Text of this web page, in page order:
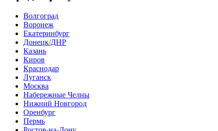
Волгоград
Воронеж
Екатеринбург
Донецк/ДНР
Казань
Киров
Краснодар
Луганск
Москва
Набережные Челны
Нижний Новгород
Оренбург
Пермь